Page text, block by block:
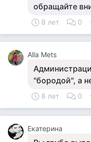
обращайте
8 лет 0
Alla Mets
"бородой", а
8 лет 0
Екатерина